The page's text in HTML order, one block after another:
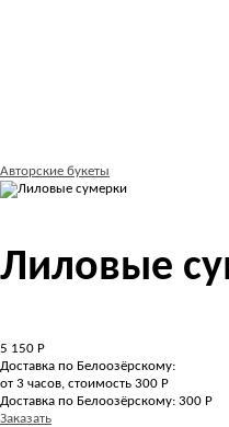
Авторские букеты
Лиловые
5 150 Р
Доставка по Белоозёрскому:
от 3 часов, стоимость 300 Р
Доставка по Белоозёрскому: 300 Р
Заказать